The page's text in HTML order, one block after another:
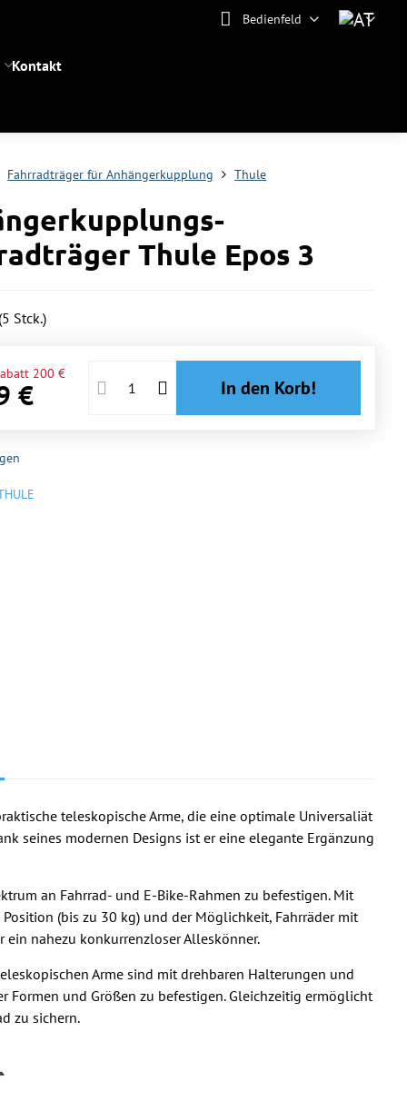
Bedienfeld
Kontakt
Fahrradträger für Anhängerkupplung Thule
Thule Epos 3
5 Stck.)
200 €
€ In den Korb!
teleskopische Arme, die eine optimale Universaliät
seines modernen Designs ist er eine elegante Ergänzung
an Fahrrad- und E-Bike-Rahmen zu befestigen. Mit
(bis zu 30 kg) und der Möglichkeit, Fahrräder mit
nahezu konkurrenzloser Alleskönner.
Arme sind mit drehbaren Halterungen und
Formen und Größen zu befestigen. Gleichzeitig ermöglicht
zu sichern.